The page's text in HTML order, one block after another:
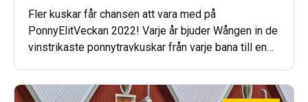
Fler kuskar får chansen att vara med på
PonnyElitVeckan 2022! Varje år bjuder Wången in de
vinstrikaste ponnytravkuskar från varje bana till en